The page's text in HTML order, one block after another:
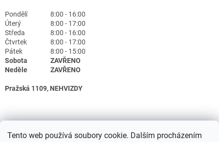
Tento web používá soubory cookie. Dalším procházením
Pondělí
8:00 - 16:00
Úterý
8:00 - 17:00
Středa
8:00 - 16:00
Čtvrtek
8:00 - 17:00
Pátek
8:00 - 15:00
Sobota
ZAVŘENO
Neděle
ZAVŘENO
Pražská 1109, NEHVIZDY